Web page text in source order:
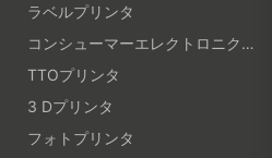
ラベルプリンタ
コンシューマーエレクトロニクス製品
TTOプリンタ
3 Dプリンタ
フォトプリンタ